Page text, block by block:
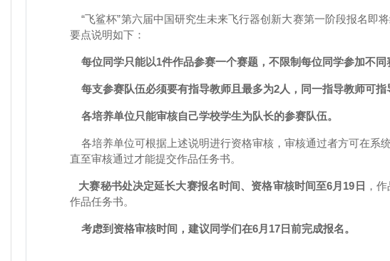
“飞鲨杯”第六届中国研究生未来飞行器创新大赛第一阶段报名即
要点说明如下：
每位同学只能以1件作品参赛一个赛题，不限制每位同学参加不同
每支参赛队伍必须要有指导教师且最多为2人，同一指导教师可指
各培养单位只能审核自己学校学生为队长的参赛队伍。
各培养单位可根据上述说明进行资格审核，审核通过者方可在系
直至审核通过才能提交作品任务书。
大赛秘书处决定延长大赛报名时间、资格审核时间至6月19日 ，
作品任务书。
考虑到资格审核时间，建议同学们在6月17日前完成报名。